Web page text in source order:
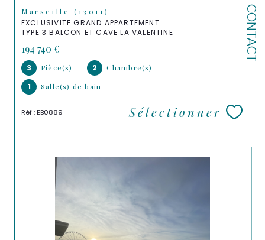
CONTACT
Marseille (13011)
EXCLUSIVITE GRAND APPARTEMENT
TYPE 3 BALCON ET CAVE LA VALENTINE
194 740 €
3 Pièce(s) 2 Chambre(s)
1 Salle(s) de bain
Réf : EB0889 Sélectionner